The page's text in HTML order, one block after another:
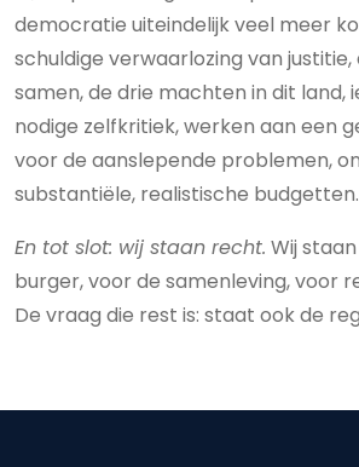
democratie uiteindelijk veel meer
schuldige verwaarlozing van justitie,
samen, de drie machten in dit land,
nodige zelfkritiek, werken aan een
voor de aanslepende problemen,
substantiële, realistische budgetten.
En tot slot: wij staan recht. Wij
burger, voor de samenleving, voor
De vraag die rest is: staat ook de